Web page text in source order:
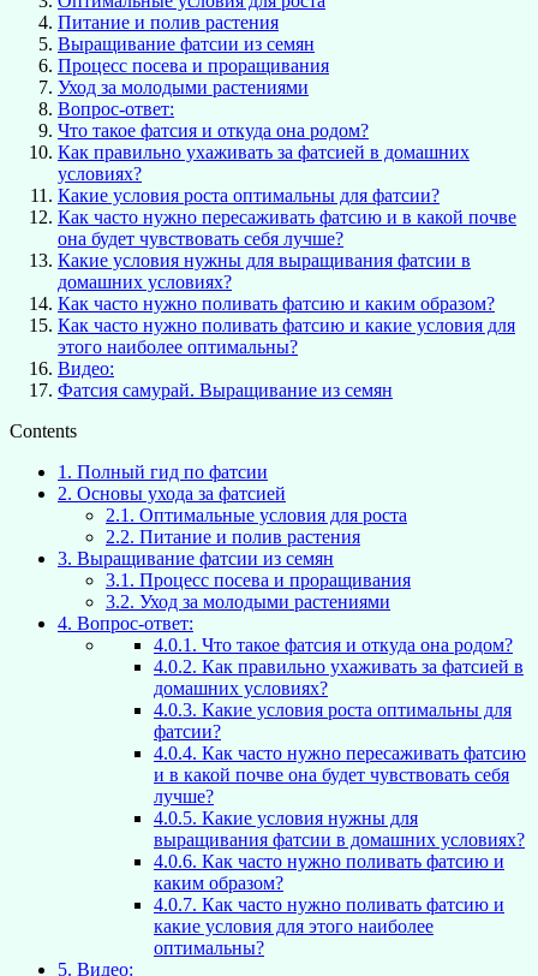
Питание и полив растения
Выращивание фатсии из семян
Процесс посева и проращивания
Уход за молодыми растениями
Вопрос-ответ:
Что такое фатсия и откуда она родом?
Как правильно ухаживать за фатсией в домашних
условиях?
Какие условия роста оптимальны для фатсии?
Как часто нужно пересаживать фатсию и в какой почве
она будет чувствовать себя лучше?
Какие условия нужны для выращивания фатсии в
домашних условиях?
Как часто нужно поливать фатсию и каким образом?
Как часто нужно поливать фатсию и какие условия для
этого наиболее оптимальны?
Видео:
Фатсия самурай. Выращивание из семян
Contents
1. Полный гид по фатсии
2. Основы ухода за фатсией
2.1. Оптимальные условия для роста
2.2. Питание и полив растения
3. Выращивание фатсии из семян
3.1. Процесс посева и проращивания
3.2. Уход за молодыми растениями
4. Вопрос-ответ:
4.0.1. Что такое фатсия и откуда она родом?
4.0.2. Как правильно ухаживать за фатсией в
домашних условиях?
4.0.3. Какие условия роста оптимальны для
фатсии?
4.0.4. Как часто нужно пересаживать фатсию
и в какой почве она будет чувствовать себя
лучше?
4.0.5. Какие условия нужны для
выращивания фатсии в домашних условиях?
4.0.6. Как часто нужно поливать фатсию и
каким образом?
4.0.7. Как часто нужно поливать фатсию и
какие условия для этого наиболее
оптимальны?
5. Видео: